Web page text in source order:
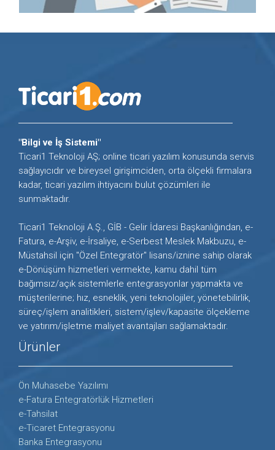
"Bilgi ve İş Sistemi"
Ticari1 Teknoloji AŞ; online ticari yazılım konusunda servis
sağlayıcıdır ve bireysel girişimciden, orta ölçekli firmalara
kadar, ticari yazılım ihtiyacını bulut çözümleri ile
sunmaktadır.
Ticari1 Teknoloji A.Ş., GİB - Gelir İdaresi Başkanlığından, e-
Fatura, e-Arşiv, e-İrsaliye, e-Serbest Meslek Makbuzu, e-
Müstahsil için "Özel Entegratör" lisans/iznine sahip olarak
e-Dönüşüm hizmetleri vermekte, kamu dahil tüm
bağımsız/açık sistemlerle entegrasyonlar yapmakta ve
müşterilerine; hız, esneklik, yeni teknolojiler, yönetebilirlik,
süreç/işlem analitikleri, sistem/işlev/kapasite ölçekleme
ve yatırım/işletme maliyet avantajları sağlamaktadır.
Ürünler
Ön Muhasebe Yazılımı
e-Fatura Entegratörlük Hizmetleri
e-Tahsilat
e-Ticaret Entegrasyonu
Banka Entegrasyonu